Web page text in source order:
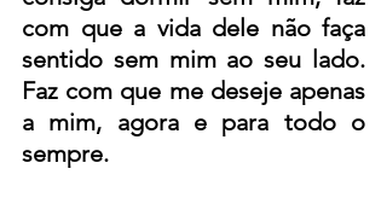
com que a vida dele não faça
sentido sem mim ao seu lado.
Faz com que me deseje apenas
a mim, agora e para todo o
sempre.